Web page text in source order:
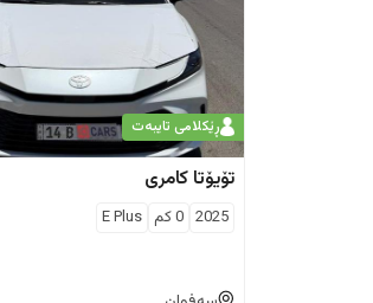
ڕێکلامی تایبەت
تۆیۆتا کامری
2025
0كم E Plus